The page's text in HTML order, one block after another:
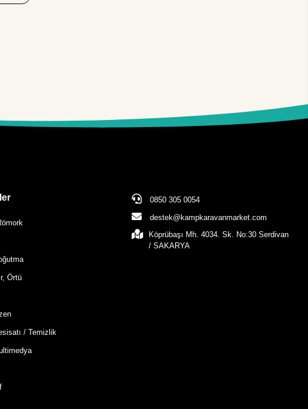
Örtü
/ Temizlik
0850 305 0054
destek@kampkaravanmarket.com
Köprübaşı Mh. 4034. Sk. No:30 Serdivan
/ SAKARYA